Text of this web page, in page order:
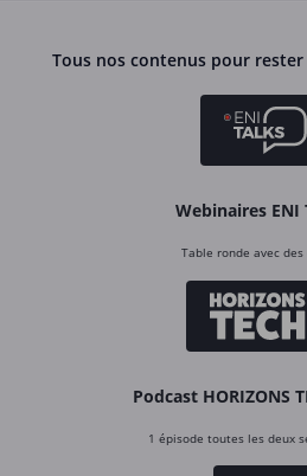
Tous nos contenus pour
Webinaires ENI
Table ronde avec
Podcast HORIZONS
1 épisode toutes les deux